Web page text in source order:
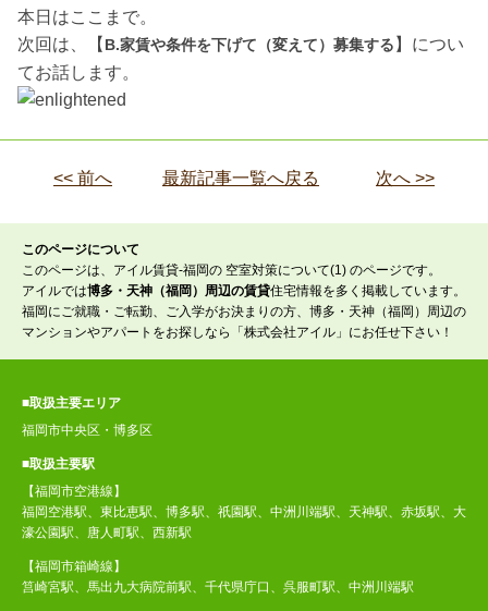
本日はここまで。
次回は、【 B.家賃や条件を下げて（変えて）募集する 】につい
てお話します。
<< 前へ 最新記事一覧へ戻る 次へ >>
このページについて
このページは、アイル賃貸-福岡の 空室対策について(1) のページです。
アイルでは博多・天神（福岡）周辺の賃貸住宅情報を多く掲載しています。
福岡にご就職・ご転勤、ご入学がお決まりの方、博多・天神（福岡）周辺の
マンションやアパートをお探しなら「株式会社アイル」にお任せ下さい！
■取扱主要エリア
福岡市中央区・博多区
■取扱主要駅
【福岡市空港線】
福岡空港駅、東比恵駅、博多駅、祇園駅、中洲川端駅、天神駅、赤坂駅、大
濠公園駅、唐人町駅、西新駅
【福岡市箱崎線】
筥崎宮駅、馬出九大病院前駅、千代県庁口、呉服町駅、中洲川端駅